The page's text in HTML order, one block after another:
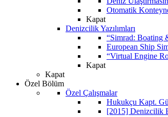
Otomatik
Kapat
Denizcilik Yazılımları
“Simrad: Boating
European Ship
“Virtual Engine
Kapat
Kapat
Özel Bölüm
Özel Çalışmalar
Hukukçu Kapt.
[2015] Denizcilik